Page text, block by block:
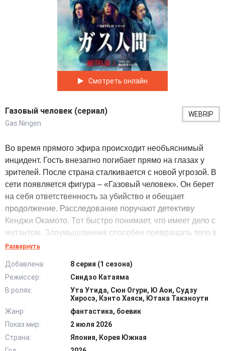
Смотреть онлайн
Газовый человек (сериал)
Gas Ningen
WEBRIP
Во время прямого эфира происходит необъяснимый
инцидент. Гость внезапно погибает прямо на глазах у
зрителей. После страна сталкивается с новой угрозой. В
сети появляется фигура – «Газовый человек». Он берет
на себя ответственность за убийство и обещает
продолжение. Расследование поручают детективу
Кенджи Окамото. Тот быстро понимает, что имеет дело с
мутантом. Злоумышленник способен превращать тело в
газ. Перед нападением он доносит до полицейских
событий оказывается журналистка Кеко Коно. Она
работает на крупный телеканал и пробует восстановить
цепочку событий. По мере расследования герои
выходят на след скрытых экспериментов. Влиятельные
люди десятилетиями пытались скрыть правду о
происхождении аномалии. «Газовый человек» не просто
убийца, а часть гораздо более крупной истории. Личные
Развернуть
Добавлена:
8 серия (1 сезона)
Режиссер:
Синдзо Катаяма
В ролях:
Ута Утида, Сюн Огури, Ю Аои, Судзу
Хиросэ, Кэнто Хаяси, Ютака Такэноути
Жанр:
фантастика, боевик
Показ мир:
2 июля 2026
Страна:
Япония, Корея Южная